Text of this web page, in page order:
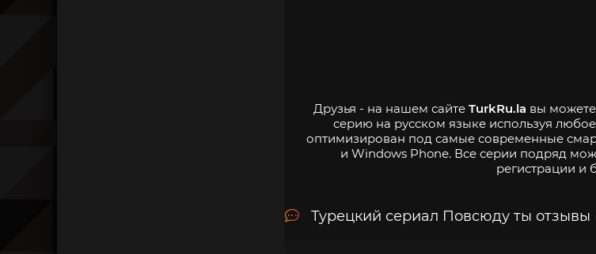
Друзья - на нашем сайте TurkRu.la вы можете
серию на русском языке используя
оптимизирован под самые современные
и Windows Phone. Все серии подряд
регистрации и
Турецкий сериал Повсюду ты отзывы